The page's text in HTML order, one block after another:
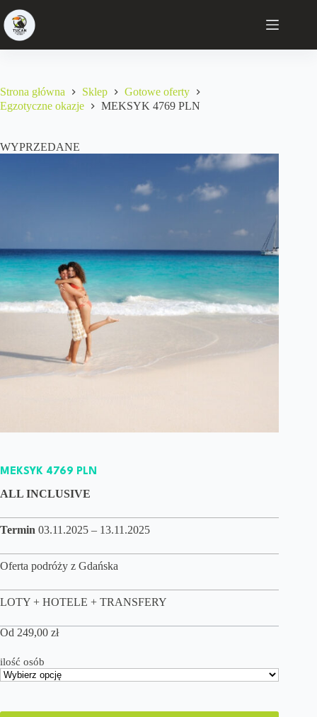
Strona główna Sklep
Gotowe oferty
Egzotyczne okazje
MEKSYK 4769 PLN
WYPRZEDANE
MEKSYK 4769 PLN
ALL INCLUSIVE
Termin 03.11.2025 – 13.11.2025
Oferta podróży z Gdańska
LOTY + HOTELE + TRANSFERY
Od 249,00 zł
ilość osób